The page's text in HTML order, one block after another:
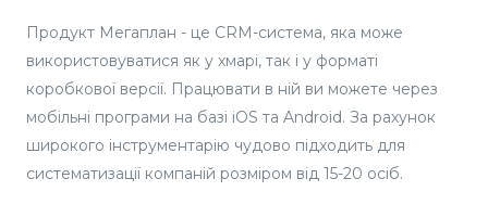
Продукт Мегаплан - це CRM-система, яка може
використовуватися як у хмарі, так і у форматі
коробкової версії. Працювати в ній ви можете через
мобільні програми на базі iOS та Android. За рахунок
широкого інструментарію чудово підходить для
систематизації компаній розміром від 15-20 осіб.